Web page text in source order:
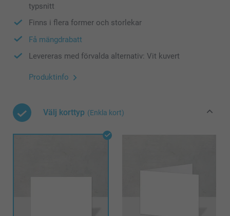
typsnitt
Finns i flera former och storlekar
Få mängdrabatt
Levereras med förvalda alternativ: Vit kuvert
Produktinfo
Välj korttyp (Enkla kort)